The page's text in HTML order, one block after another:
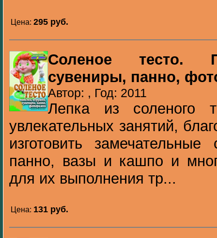
Цена: 295 pуб.
Соленое тесто.
сувениры, панно,
Автор: , Год: 2011
Лепка из соленого
увлекательных занятий,
изготовить
панно, вазы и кашпо и
для их выполнения тр...
Цена: 131 pуб.